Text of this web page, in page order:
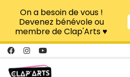
Passer au contenu
On a besoin de vous !
Devenez bénévole ou
membre de Clap'Arts ♥